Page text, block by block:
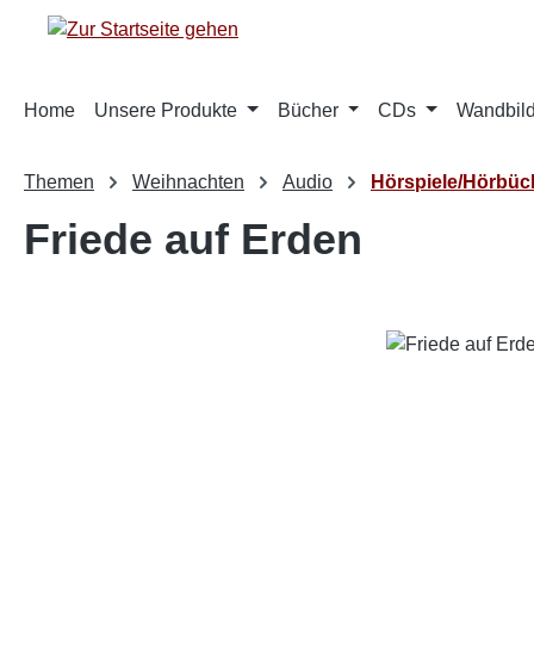
Hauptinhalt springen
Zur Suche springen
Zur Hauptnavigation springen
Home Unsere Produkte Bücher CDs
Themen Weihnachten Audio Hörspiele/
Friede auf Erden